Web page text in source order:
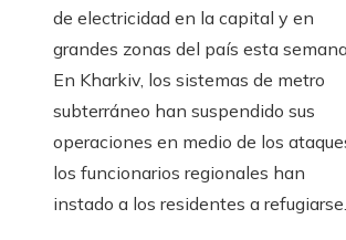
de electricidad en la capital y en
grandes zonas del país esta
En Kharkiv, los sistemas de metro
subterráneo han suspendido sus
operaciones en medio de los
los funcionarios regionales han
instado a los residentes a refugiarse.